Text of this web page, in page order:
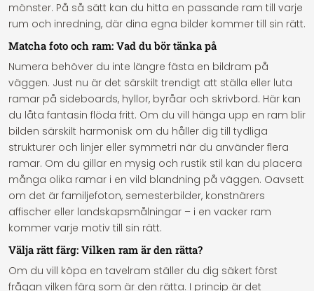
mönster. På så sätt kan du hitta en passande ram till varje
rum och inredning, där dina egna bilder kommer till sin rätt.
Matcha foto och ram: Vad du bör tänka på
Numera behöver du inte längre fästa en bildram på
väggen. Just nu är det särskilt trendigt att ställa eller luta
ramar på sideboards, hyllor, byråar och skrivbord. Här kan
du låta fantasin flöda fritt. Om du vill hänga upp en ram blir
bilden särskilt harmonisk om du håller dig till tydliga
strukturer och linjer eller symmetri när du använder flera
ramar. Om du gillar en mysig och rustik stil kan du placera
många olika ramar i en vild blandning på väggen. Oavsett
om det är familjefoton, semesterbilder, konstnärers
affischer eller landskapsmålningar – i en vacker ram
kommer varje motiv till sin rätt.
Välja rätt färg: Vilken ram är den rätta?
Om du vill köpa en tavelram ställer du dig säkert först
frågan vilken färg som är den rätta. I princip är det